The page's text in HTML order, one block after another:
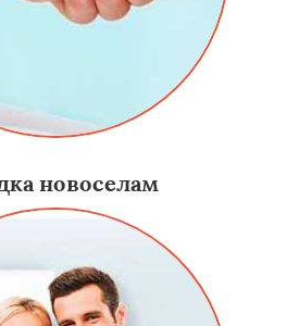
новоселам